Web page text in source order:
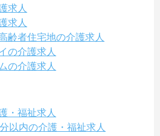
求人
求人
齢者住宅地の介護求人
の介護求人
の介護求人
・福祉求人
以内の介護・福祉求人